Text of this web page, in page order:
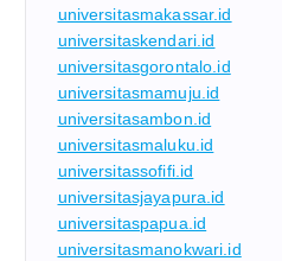
universitasmakassar.id
universitaskendari.id
universitasgorontalo.id
universitasmamuju.id
universitasambon.id
universitasmaluku.id
universitassofifi.id
universitasjayapura.id
universitaspapua.id
universitasmanokwari.id